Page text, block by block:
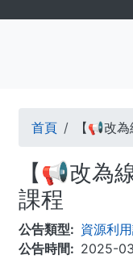
導
航
連
結
首頁 【📢改
【📢改為
課程
公告類型
資源利
公告時間
2025-